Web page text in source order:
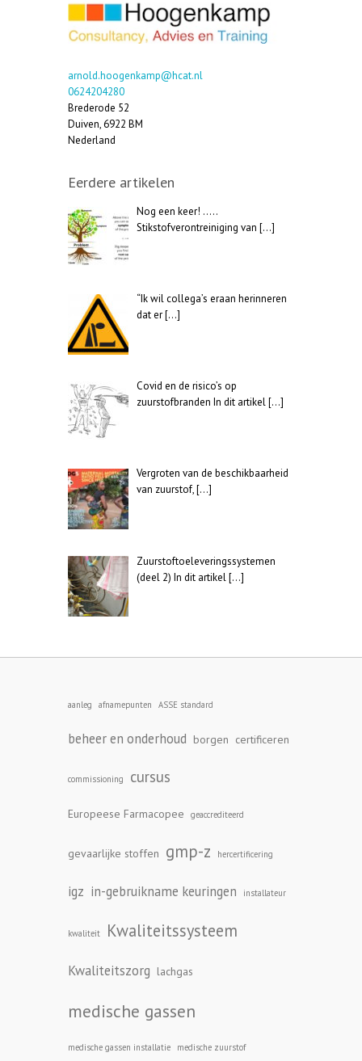
arnold.hoogenkamp@hcat.nl
0624204280
Brederode 52
Duiven,6922 BM
Nederland
Eerdere artikelen
Nog een keer! …..
Stikstofverontreiniging van […]
“Ik wil collega’s eraan herinneren
dat er[…]
Covid en de risico’s op
zuurstofbranden In dit artikel[…]
Vergroten van de beschikbaarheid
van zuurstof,[…]
Zuurstoftoeleveringssystemen
(deel 2) In dit artikel[…]
aanleg afnamepunten ASSE standard
beheer en onderhoud borgen certificeren
commissioning cursus
Europeese Farmacopee geaccrediteerd
gevaarlijke stoffen gmp-z hercertificering
igz in-gebruikname keuringen installateur
kwaliteit Kwaliteitssysteem
Kwaliteitszorg lachgas
medische gassen
medische gassen installatie medische zuurstof